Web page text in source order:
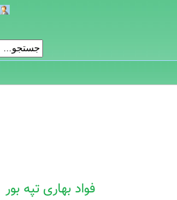
فواد بهاری تپه بور